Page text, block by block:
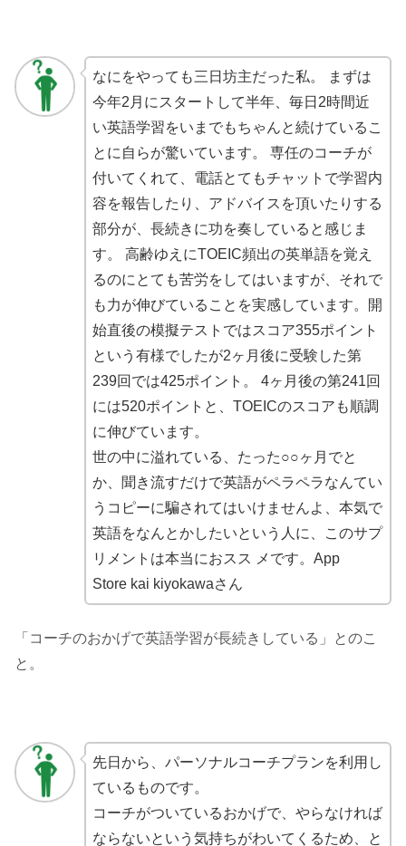
なにをやっても三日坊主だった私。 まずは
今年2月にスタートして半年、毎日2時間近
い英語学習をいまでもちゃんと続けているこ
とに自らが驚いています。 専任のコーチが
付いてくれて、電話とてもチャットで学習内
容を報告したり、アドバイスを頂いたりする
部分が、長続きに功を奏していると感じま
す。 高齢ゆえにTOEIC頻出の英単語を覚え
るのにとても苦労をしてはいますが、それで
も力が伸びていることを実感しています。開
始直後の模擬テストではスコア355ポイント
という有様でしたが2ヶ月後に受験した第
239回では425ポイント。 4ヶ月後の第241回
には520ポイントと、TOEICのスコアも順調
に伸びています。
世の中に溢れている、たった○○ヶ月でと
か、聞き流すだけで英語がペラペラなんてい
うコピーに騙されてはいけませんよ、本気で
英語をなんとかしたいという人に、このサプ
リメントは本当におスス メです。App
Store kai kiyokawaさん
「コーチのおかげで英語学習が長続きしている」とのこ
と。
先日から、パーソナルコーチプランを利用し
ているものです。
コーチがついているおかげで、やらなければ
ならないという気持ちがわいてくるため、と